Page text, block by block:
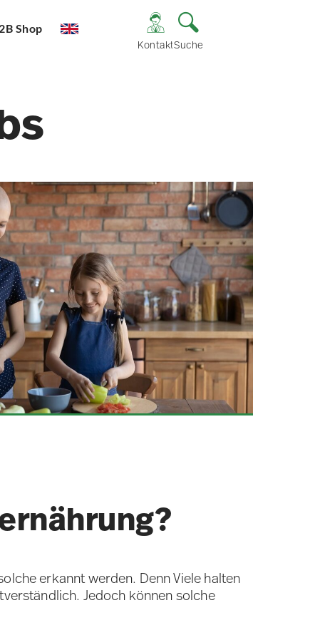
Shop
KontaktSuche
erkannt werden. Denn Viele halten
Jedoch können solche